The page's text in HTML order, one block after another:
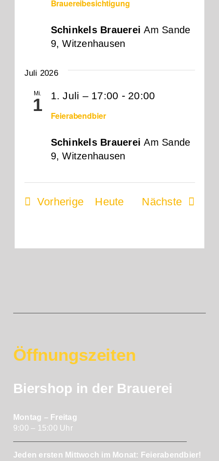
Brauereibesichtigung
Schinkels BrauereiAm Sande
9, Witzenhausen
Juli 2026
Mi.
1
Feierabendbier
1. Juli – 17:00 - 20:00
Schinkels BrauereiAm Sande
9, Witzenhausen
VorherigeVeranstaltungen
Heute Nächste
Öffnungszeiten
Biershop in der Brauerei
Montag – Freitag
9:00 – 15:00 Uhr
Jeden ersten Mittwoch im Monat: Feierabendbier!